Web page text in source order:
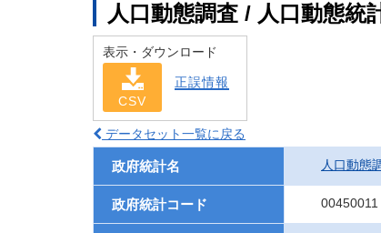
人口動態調査 / 人口動態統
表示・ダウンロード
CSV
正誤情報
データセット一覧に戻る
政府統計名 人口動態
政府統計コード 00450011